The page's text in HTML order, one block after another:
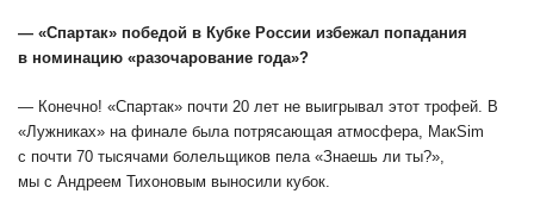
— «Спартак» победой в Кубке России избежал попадания
в номинацию «разочарование года»?
— Конечно! «Спартак» почти 20 лет не выигрывал этот трофей. В
«Лужниках» на финале была потрясающая атмосфера, MaкSim
с почти 70 тысячами болельщиков пела «Знаешь ли ты?»,
мы с Андреем Тихоновым выносили кубок.